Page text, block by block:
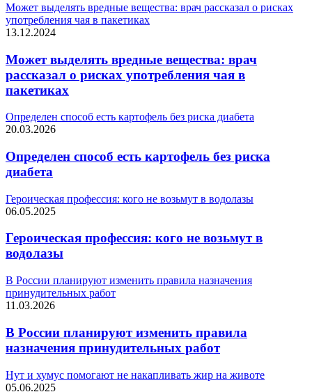
Может выделять вредные вещества: врач рассказал о рисках
употребления чая в пакетиках
13.12.2024
Может выделять вредные вещества: врач
рассказал о рисках употребления чая в
пакетиках
Определен способ есть картофель без риска диабета
20.03.2026
Определен способ есть картофель без риска
диабета
Героическая профессия: кого не возьмут в водолазы
06.05.2025
Героическая профессия: кого не возьмут в
водолазы
В России планируют изменить правила назначения
принудительных работ
11.03.2026
В России планируют изменить правила
назначения принудительных работ
Нут и хумус помогают не накапливать жир на животе
05.06.2025